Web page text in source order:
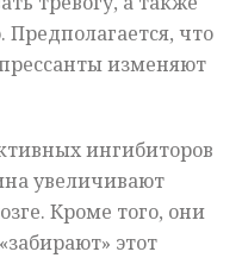
что
изменяют
ингибиторов
увеличивают
Кроме того, они
этот